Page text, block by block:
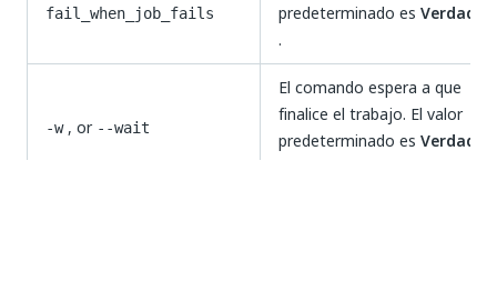
fail_when_job_fails
predeterminado es
.
-w, or --wait
El comando espera a que
finalice el trabajo. El valor
predeterminado es